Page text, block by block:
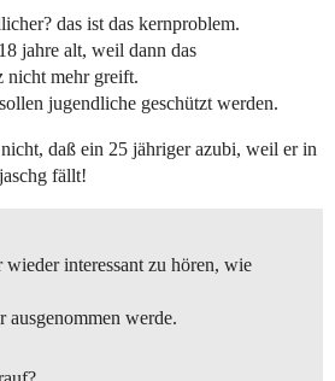
das ist das kernproblem.
jahre alt, weil dann das
nicht mehr greift.
jugendliche geschützt werden.
daß ein 25 jähriger azubi, weil er in
fällt!
wieder interessant zu hören, wie
ausgenommen werde.